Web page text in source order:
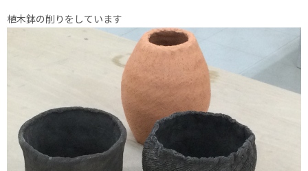
植木鉢の削りをしています